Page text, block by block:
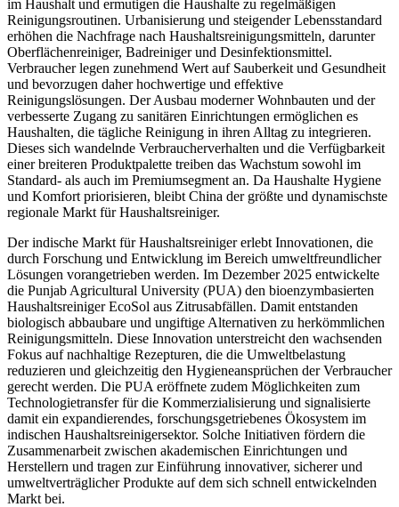
im Haushalt und ermutigen die Haushalte zu regelmäßigen
Reinigungsroutinen. Urbanisierung und steigender Lebensstandard
erhöhen die Nachfrage nach Haushaltsreinigungsmitteln, darunter
Oberflächenreiniger, Badreiniger und Desinfektionsmittel.
Verbraucher legen zunehmend Wert auf Sauberkeit und Gesundheit
und bevorzugen daher hochwertige und effektive
Reinigungslösungen. Der Ausbau moderner Wohnbauten und der
verbesserte Zugang zu sanitären Einrichtungen ermöglichen es
Haushalten, die tägliche Reinigung in ihren Alltag zu integrieren.
Dieses sich wandelnde Verbraucherverhalten und die Verfügbarkeit
einer breiteren Produktpalette treiben das Wachstum sowohl im
Standard- als auch im Premiumsegment an. Da Haushalte Hygiene
und Komfort priorisieren, bleibt China der größte und dynamischste
regionale Markt für Haushaltsreiniger.
Der indische Markt für Haushaltsreiniger erlebt Innovationen, die
durch Forschung und Entwicklung im Bereich umweltfreundlicher
Lösungen vorangetrieben werden. Im Dezember 2025 entwickelte
die Punjab Agricultural University (PUA) den bioenzymbasierten
Haushaltsreiniger EcoSol aus Zitrusabfällen. Damit entstanden
biologisch abbaubare und ungiftige Alternativen zu herkömmlichen
Reinigungsmitteln. Diese Innovation unterstreicht den wachsenden
Fokus auf nachhaltige Rezepturen, die die Umweltbelastung
reduzieren und gleichzeitig den Hygieneansprüchen der Verbraucher
gerecht werden. Die PUA eröffnete zudem Möglichkeiten zum
Technologietransfer für die Kommerzialisierung und signalisierte
damit ein expandierendes, forschungsgetriebenes Ökosystem im
indischen Haushaltsreinigersektor. Solche Initiativen fördern die
Zusammenarbeit zwischen akademischen Einrichtungen und
Herstellern und tragen zur Einführung innovativer, sicherer und
umweltverträglicher Produkte auf dem sich schnell entwickelnden
Markt bei.